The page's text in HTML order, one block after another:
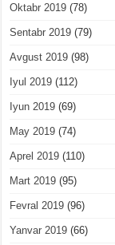
Oktabr 2019 (78)
Sentabr 2019 (79)
Avgust 2019 (98)
Iyul 2019 (112)
Iyun 2019 (69)
May 2019 (74)
Aprel 2019 (110)
Mart 2019 (95)
Fevral 2019 (96)
Yanvar 2019 (66)